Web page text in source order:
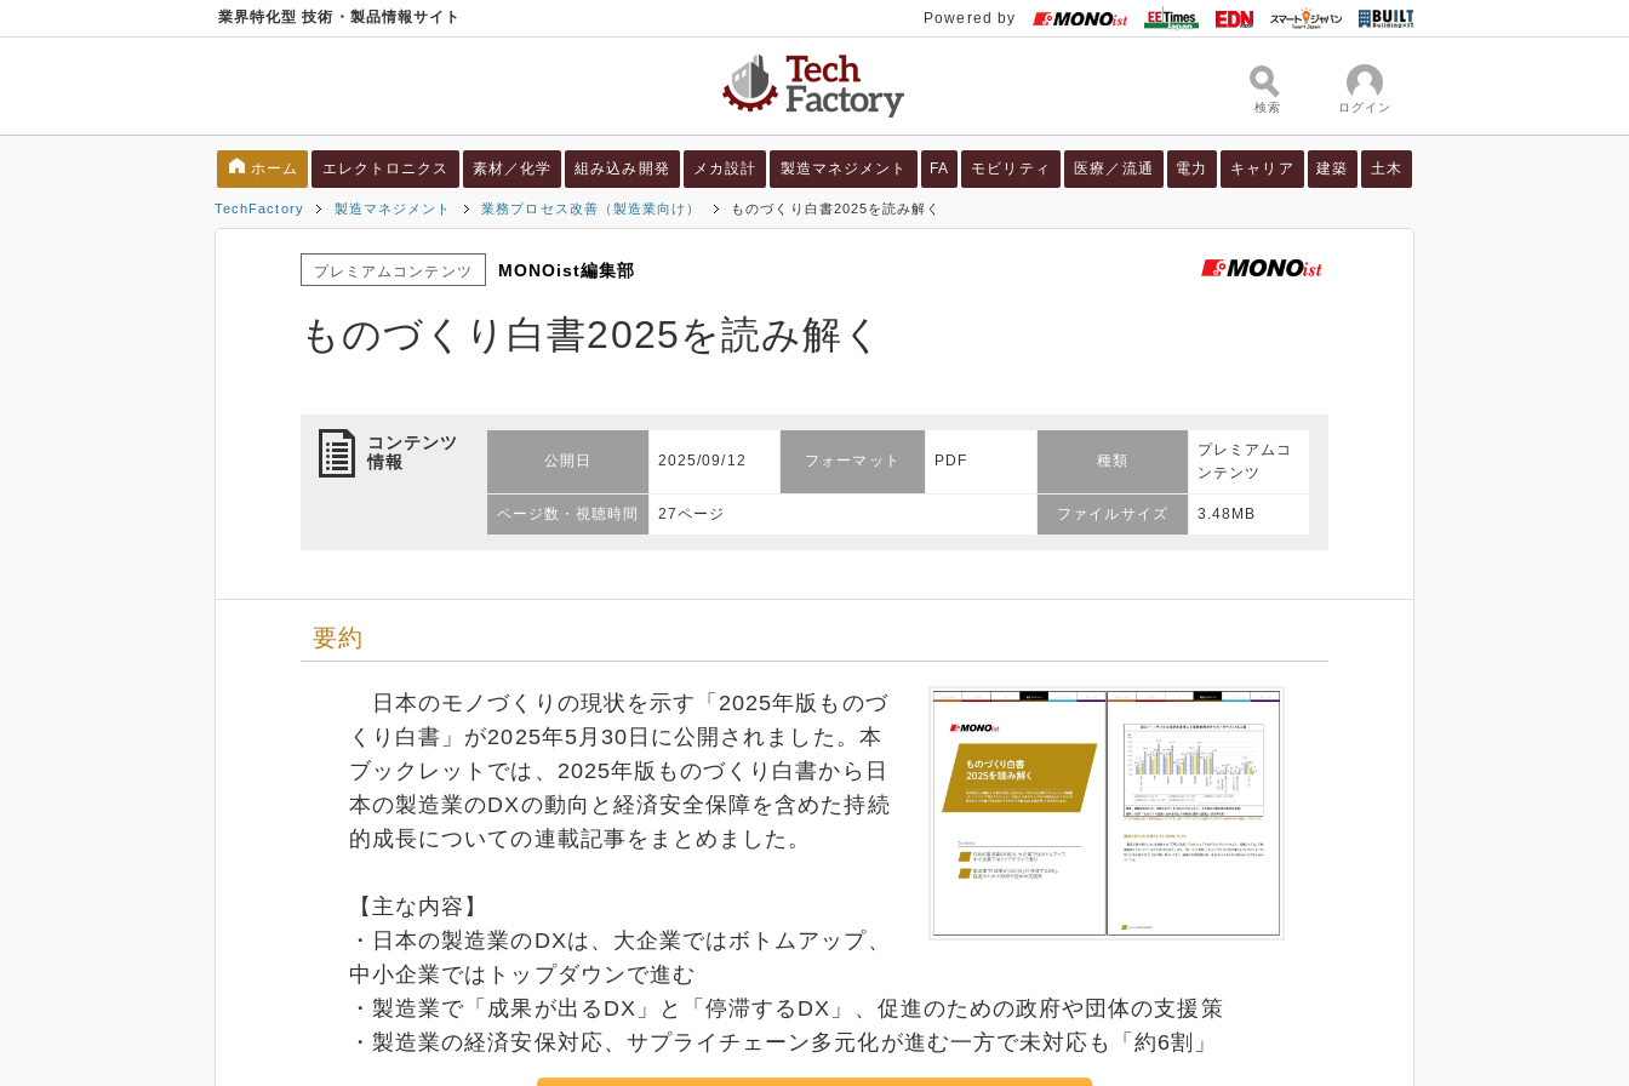
業界特化型 技術・製品情報サイト
検索 ログイン
ホーム エレクトロニクス 素材／化学 組み込み開発 メカ設計 製造マネジメント FA モビリティ 医療／流通 電力 キャリア 建築 土木
TechFactory 製造マネジメント 業務プロセス改善（製造業向け） ものづくり白書2025を読み解く
プレミアムコンテンツ MONOist編集部
ものづくり白書2025を読み解く
コンテンツ
情報
公開日 2025/09/12 フォーマット PDF 種類
プレミアムコ
ンテンツ
ページ数・視聴時間 27ページ ファイルサイズ 3.48MB
要約
日本のモノづくりの現状を示す「2025年版ものづ
くり白書」が2025年5月30日に公開されました。本
ブックレットでは、2025年版ものづくり白書から日
本の製造業のDXの動向と経済安全保障を含めた持続
的成長についての連載記事をまとめました。
【主な内容】
・日本の製造業のDXは、大企業ではボトムアップ、
中小企業ではトップダウンで進む
・製造業で「成果が出るDX」と「停滞するDX」、促進のための政府や団体の支援策
・製造業の経済安保対応、サプライチェーン多元化が進む一方で未対応も「約6割」